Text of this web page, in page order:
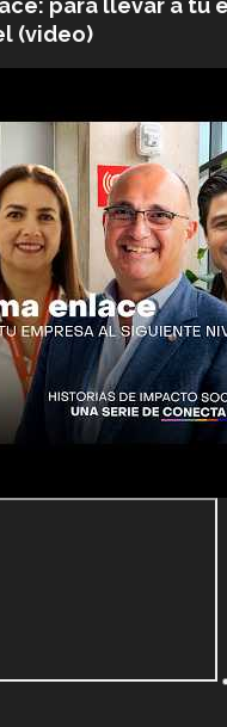
para llevar a tu
(video)